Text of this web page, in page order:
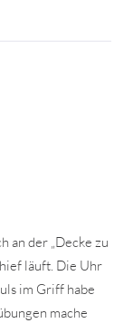
an der „Decke zu
läuft. Die Uhr
im Griff habe
mache